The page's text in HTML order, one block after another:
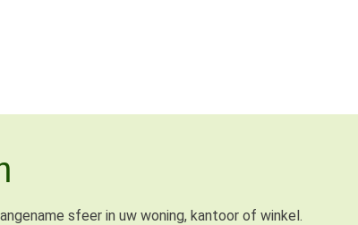
sfeer in uw woning, kantoor of winkel.